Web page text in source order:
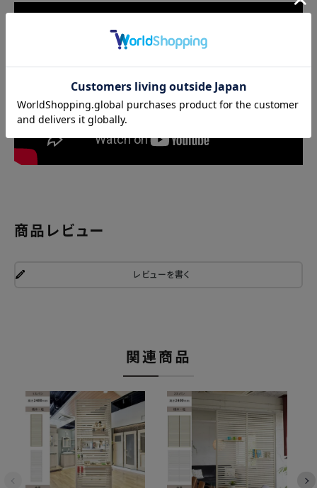
商品レビュー
レビューを書く
関連商品